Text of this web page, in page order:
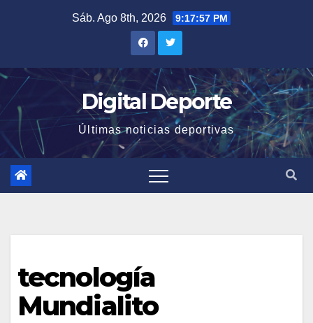
Sáb. Ago 8th, 2026 9:17:58 PM
Digital Deporte
Últimas noticias deportivas
tecnología
Mundialito